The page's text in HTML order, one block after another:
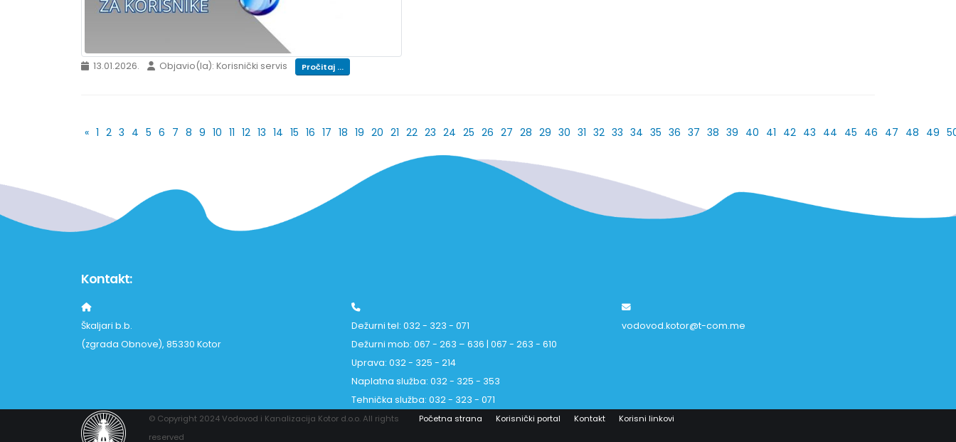
13.01.2026. Objavio(la): Korisnički servis Pročitaj ...
« 1 2 3 4 5 6 7 8 9 10 11 12 13 14 15 16 17 18 19 20 21 22 23 24 25 26 27 28 29 30 31 32 33 34 35 36 37 38 39 40 41 42 43 44 45 46 47 48 49
Kontakt:
Škaljari b.b.
(zgrada Obnove), 85330 Kotor
Dežurni tel: 032 - 323 - 071
Dežurni mob: 067 - 263 – 636 | 067 - 263 - 610
Uprava: 032 - 325 - 214
Naplatna služba: 032 - 325 - 353
Tehnička služba: 032 - 323 - 071
vodovod.kotor@t-com.me
© Copyright 2024 Vodovod i Kanalizacija Kotor d.o.o. All rights
reserved
Početna strana Korisnički portal Kontakt Korisni linkovi